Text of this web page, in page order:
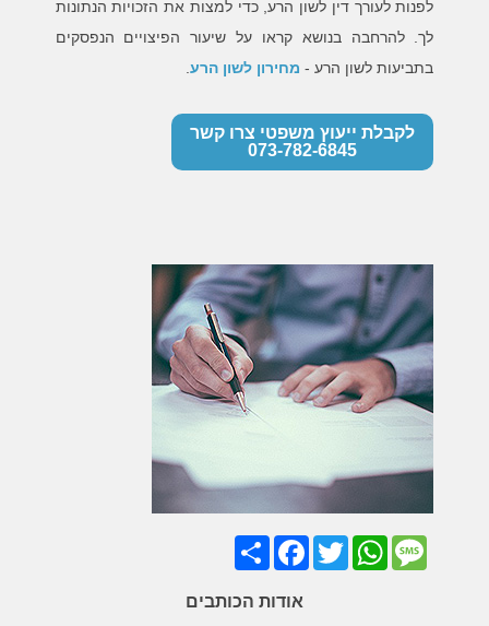
לפנות לעורך דין לשון הרע, כדי למצות את הזכויות הנתונות
לך. להרחבה בנושא קראו על שיעור הפיצויים הנפסקים
בתביעות לשון הרע - מחירון לשון הרע.
לקבלת ייעוץ משפטי צרו קשר
073-782-6845
Share
FacebookTwitter
WhatsAppMessage
אודות הכותבים